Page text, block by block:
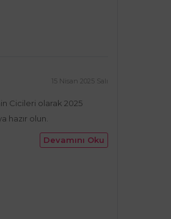
15 Nisan 2025 Salı
Cicileri olarak 2025
hazır olun.
Devamını Oku